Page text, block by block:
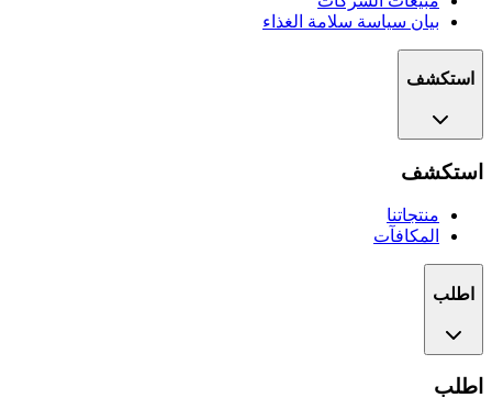
بيان سياسة سلامة الغذاء
استكشف
استكشف
منتجاتنا
المكافآت
اطلب
اطلب